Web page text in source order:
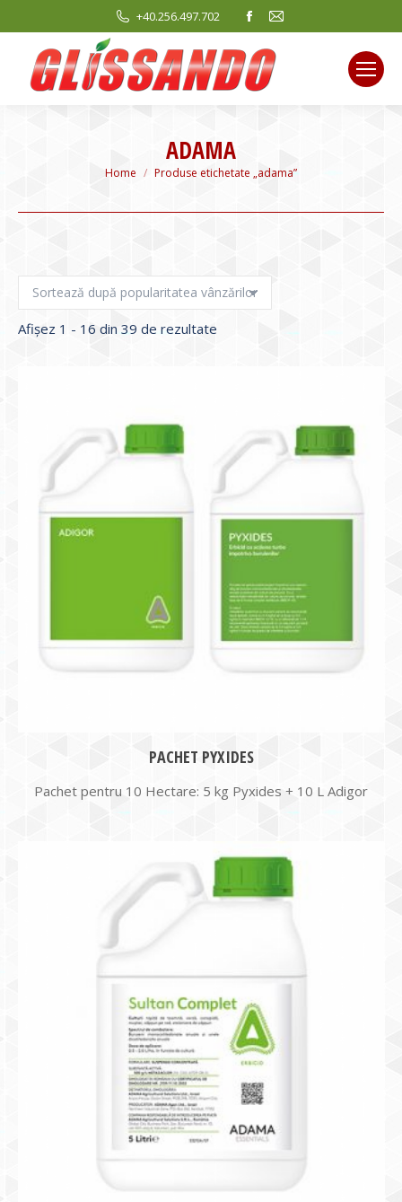
+40.256.497.702
Facebook
opens
in
new
Mail
new
ADAMA
You are here:
Home Produse etichetate „adama”
Afișez 1 - 16 din 39 de rezultate
PACHET PYXIDES
Pachet pentru 10 Hectare: 5 kg Pyxides + 10 L Adigor